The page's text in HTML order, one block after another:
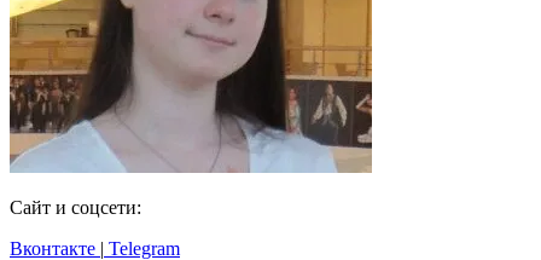
Сайт и соцсети:
Вконтакте | Telegram